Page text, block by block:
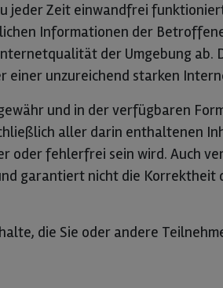
jeder Zeit einwandfrei
Informationen der
der Umgebung ab.
einer unzureichend starken
und in der verfügbaren
aller darin enthaltenen
oder fehlerfrei sein wird. Auch
garantiert nicht die
die Sie oder andere